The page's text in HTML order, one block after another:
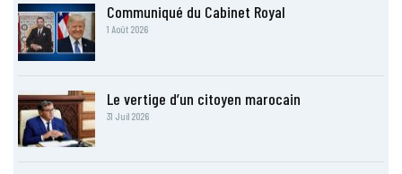
Communiqué du Cabinet Royal
1 Août 2026
Le vertige d’un citoyen marocain
31 Juil 2026